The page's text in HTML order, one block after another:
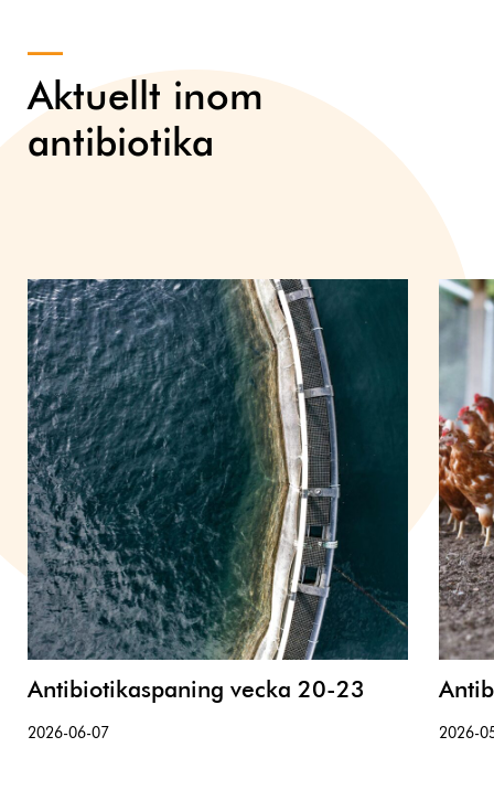
Aktuellt inom
antibiotika
Antibiotikaspaning vecka 20-23
2026-06-07 2026-